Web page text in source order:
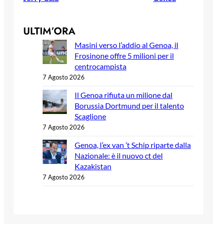
ULTIM’ORA
Masini verso l’addio al Genoa, il
Frosinone offre 5 milioni per il
centrocampista
7 Agosto 2026
Il Genoa rifiuta un milione dal
Borussia Dortmund per il talento
Scaglione
7 Agosto 2026
Genoa, l’ex van ’t Schip riparte dalla
Nazionale: è il nuovo ct del
Kazakistan
7 Agosto 2026